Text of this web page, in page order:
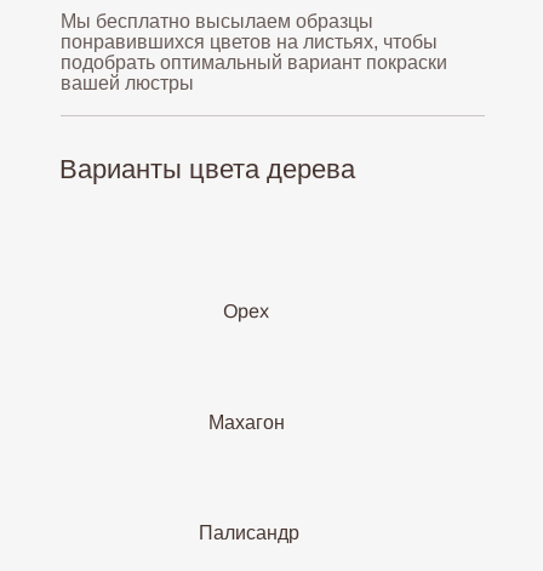
Варианты цвета дерева
Мы бесплатно высылаем образцы
понравившихся цветов на листьях, чтобы
подобрать оптимальный вариант покраски
вашей люстры
Орех
Палисандр
Махагон